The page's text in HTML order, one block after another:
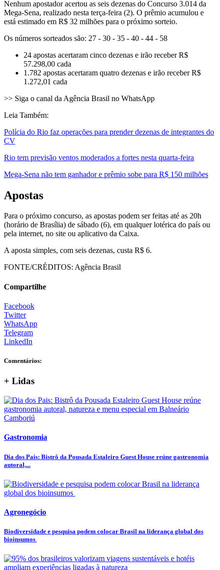
Nenhum apostador acertou as seis dezenas do Concurso 3.014 da
Mega-Sena, realizado nesta terça-feira (2). O prêmio acumulou e
está estimado em R$ 32 milhões para o próximo sorteio.
Os números sorteados são: 27 - 30 - 35 - 40 - 44 - 58
24 apostas acertaram cinco dezenas e irão receber R$
57.298,00 cada
1.782 apostas acertaram quatro dezenas e irão receber R$
1.272,01 cada
>> Siga o canal da Agência Brasil no WhatsApp
Leia Também:
Polícia do Rio faz operações para prender dezenas de integrantes do
CV
Rio tem previsão ventos moderados a fortes nesta quarta-feira
Mega-Sena não tem ganhador e prêmio sobe para R$ 150 milhões
Apostas
Para o próximo concurso, as apostas podem ser feitas até as 20h
(horário de Brasília) de sábado (6), em qualquer lotérica do país ou
pela internet, no site ou aplicativo da Caixa.
A aposta simples, com seis dezenas, custa R$ 6.
FONTE/CRÉDITOS: Agência Brasil
Compartilhe
Facebook
Twitter
WhatsApp
Telegram
LinkedIn
Comentários:
+ Lidas
Gastronomia
Dia dos Pais: Bistrô da Pousada Estaleiro Guest House reúne gastronomia
autoral,...
Agronegócio
Biodiversidade e pesquisa podem colocar Brasil na liderança global dos
bioinsumos